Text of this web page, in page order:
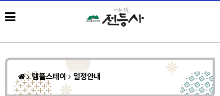
템플스테이 일정안내